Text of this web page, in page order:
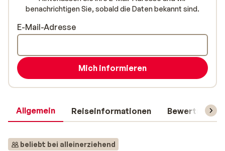
Allgemein Reiseinformationen Bewertungen
beliebt bei alleinerziehend
benachrichtigen Sie, sobald die Daten bekannt sind.
E-Mail-Adresse
Mich informieren